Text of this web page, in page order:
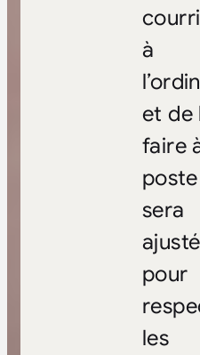
à
et de
faire
sera
ajusté
pour
les